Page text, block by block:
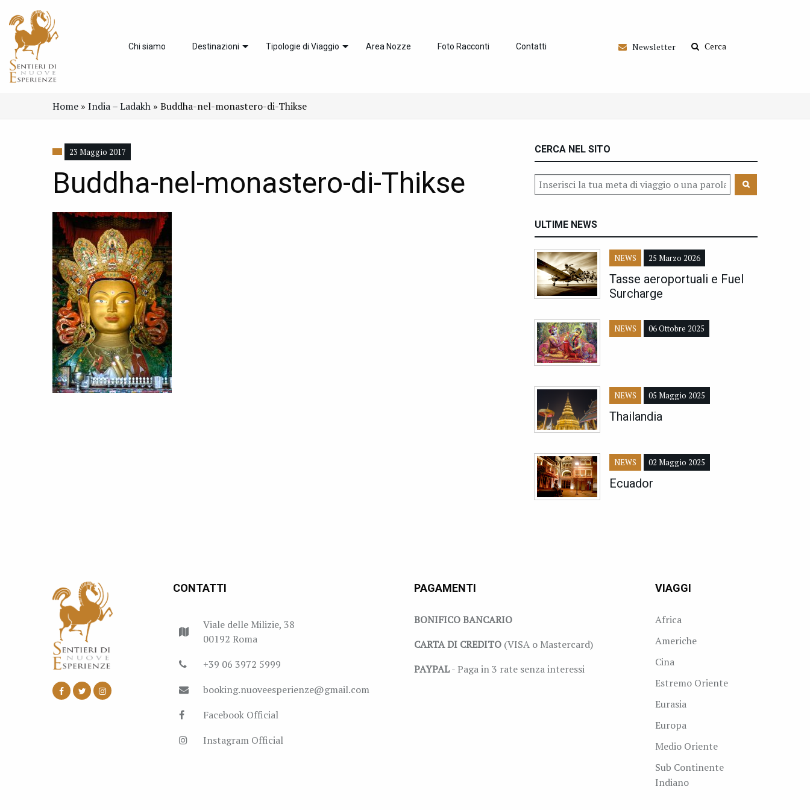
Chi siamo Destinazioni Tipologie di Viaggio Area Nozze Foto Racconti Contatti Newsletter Cerca
Home » India – Ladakh » Buddha-nel-monastero-di-Thikse
23 Maggio 2017
Buddha-nel-monastero-di-Thikse
CERCA NEL SITO
ULTIME NEWS
NEWS 25 Marzo 2026
Tasse aeroportuali e Fuel
Surcharge
NEWS 06 Ottobre 2025
NEWS 05 Maggio 2025
Thailandia
NEWS 02 Maggio 2025
Ecuador
CONTATTI
Viale delle Milizie, 38
00192 Roma
+39 06 3972 5999
booking.nuoveesperienze@gmail.com
Facebook Official
Instagram Official
PAGAMENTI
BONIFICO BANCARIO
CARTA DI CREDITO(VISA o Mastercard)
PAYPAL- Paga in 3 rate senza interessi
VIAGGI
Africa
Americhe
Cina
Estremo Oriente
Eurasia
Europa
Medio Oriente
Sub Continente
Indiano